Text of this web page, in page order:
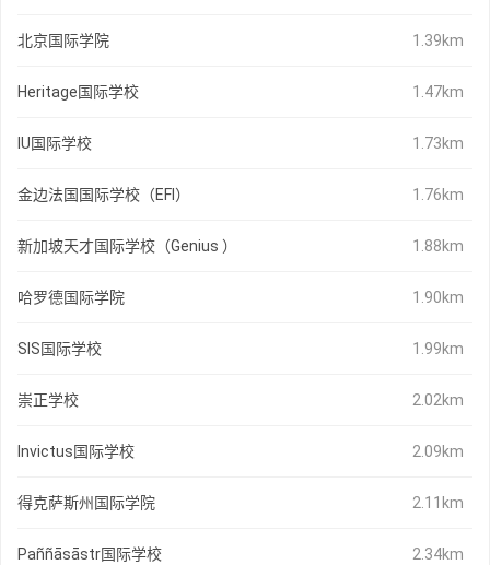
北京国际学院 1.39km
Heritage国际学校 1.47km
IU国际学校 1.73km
金边法国国际学校（EFI） 1.76km
新加坡天才国际学校（Genius ） 1.88km
哈罗德国际学院 1.90km
SIS国际学校 1.99km
崇正学校 2.02km
Invictus国际学校 2.09km
得克萨斯州国际学院 2.11km
Paññāsāstr国际学校 2.34km